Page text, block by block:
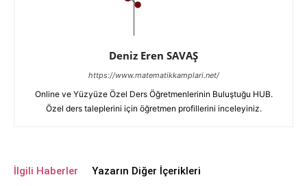
Deniz Eren SAVAŞ
https://www.matematikkamplari.net/
Online ve Yüzyüze Özel Ders Öğretmenlerinin Buluştuğu HUB.
Özel ders taleplerini için öğretmen profillerini inceleyiniz.
İlgili Haberler Yazarın Diğer İçerikleri